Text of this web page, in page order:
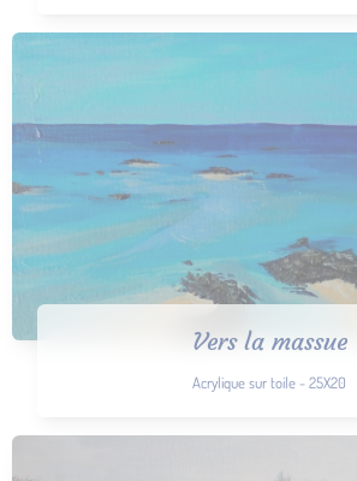
Vers la massue
Acrylique sur toile - 25X20